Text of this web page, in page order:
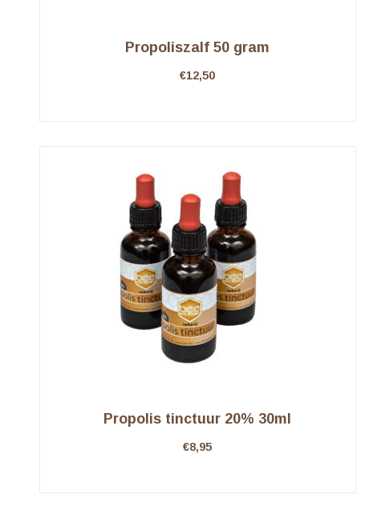
Propoliszalf 50 gram
€12,50
Propolis tinctuur 20% 30ml
€8,95